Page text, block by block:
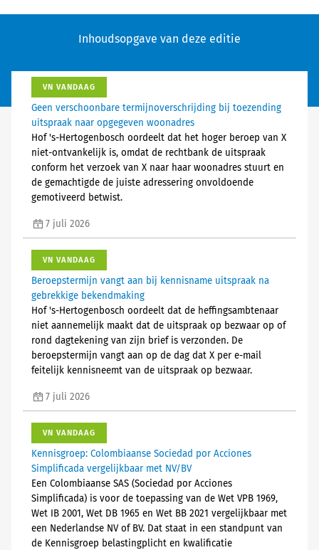
Inhoudsopgave van deze editie
VN VANDAAG
Geen verschoonbare termijnoverschrijding bij toezending
uitspraak naar opgegeven woonadres
Hof 's-Hertogenbosch oordeelt dat het hoger beroep van X
niet-ontvankelijk is, omdat de rechtbank de uitspraak
conform het verzoek van X naar haar woonadres stuurt en
de gemachtigde de juiste adressering onvoldoende
gemotiveerd betwist.
7 juli 2026
VN VANDAAG
Beroepstermijn vangt aan bij kennisname uitspraak na
gebrekkige bekendmaking
Hof 's-Hertogenbosch oordeelt dat de heffingsambtenaar
niet aannemelijk maakt dat de uitspraak op bezwaar op of
rond dagtekening van zijn brief is verzonden. De
beroepstermijn vangt aan op de dag dat X per e-mail
feitelijk kennisneemt van de uitspraak op bezwaar.
7 juli 2026
VN VANDAAG
Kennisgroep: Colombiaanse Sociedad por Acciones
Simplificada vergelijkbaar met NV/BV
Een Colombiaanse SAS (Sociedad por Acciones
Simplificada) is voor de toepassing van de Wet VPB 1969,
Wet IB 2001, Wet DB 1965 en Wet BB 2021 vergelijkbaar met
een Nederlandse NV of BV. Dat staat in een standpunt van
de Kennisgroep belastingplicht en kwalificatie